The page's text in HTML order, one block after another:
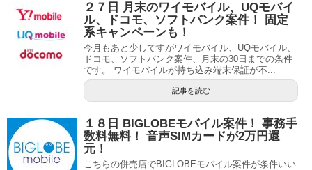
２７日 月末のワイモバイル、UQモバイ
ル、ドコモ、ソフトバンク案件！ 固定
系キャンペーンも！
今月もあと少しですがワイモバイル、UQモバイル、
ドコモ、ソフトバンク案件、月末の30日までの条件
です。 ワイモバイルが持ち込み端末保証が不...
記事を読む
１８日 BIGLOBEモバイル案件！ 事務手
数料無料！ 音声SIMカードが2万円還
元！
こちらの併売店でBIGLOBEモバイル案件が条件いい